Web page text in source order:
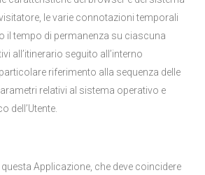
le varie connotazioni temporali
il tempo di permanenza su ciascuna
all’itinerario seguito all’interno
riferimento alla sequenza delle
relativi al sistema operativo e
dell’Utente.
questa Applicazione, che deve coincidere